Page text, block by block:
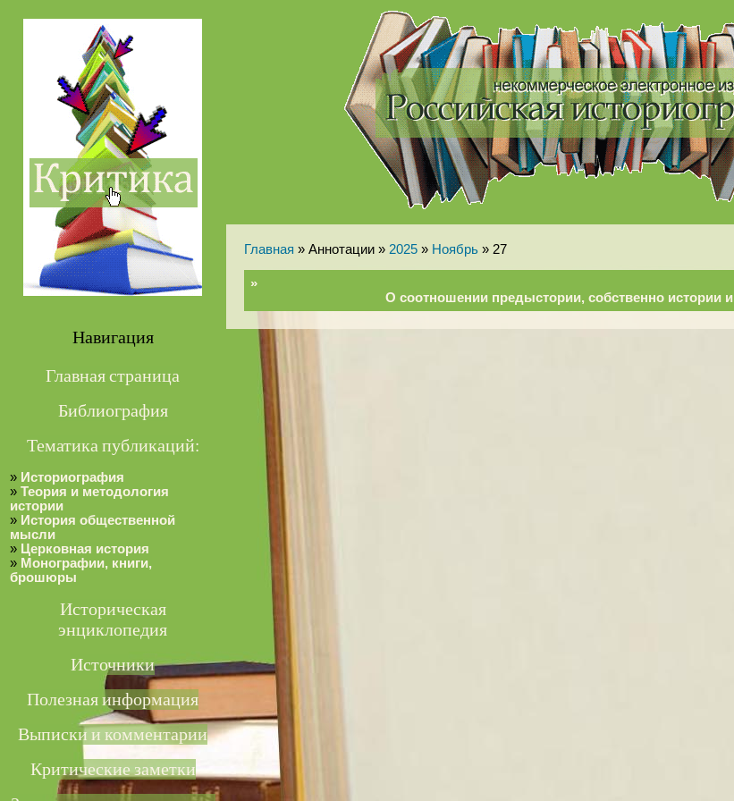
Навигация
Главная страница
Библиография
Тематика публикаций:
» Историография
» Теория и методология
истории
» История общественной
мысли
» Церковная история
» Монографии, книги,
брошюры
Историческая
энциклопедия
Источники
Полезная информация
Выписки и комментарии
Критические заметки
Главная » Аннотации » 2025 » Ноябрь » 27
»
О соотношении предыстории, собственно истории и